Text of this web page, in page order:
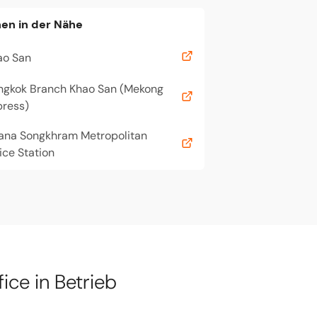
in der Nähe
San
Branch Khao San (Mekong
Songkhram Metropolitan
Station
in Betrieb